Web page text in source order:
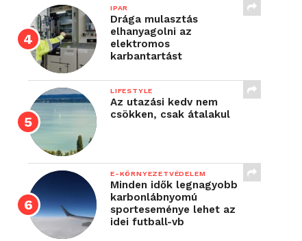
IPAR
Drága mulasztás
elhanyagolni az
elektromos
karbantartást
LIFESTYLE
Az utazási kedv nem
csökken, csak átalakul
E-KÖRNYEZETVÉDELEM
Minden idők legnagyobb
karbonlábnyomú
sporteseménye lehet az
idei futball-vb